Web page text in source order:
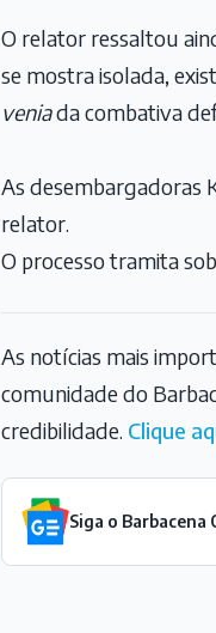
O relator ressaltou
se mostra isolada,
veniada combativa
As desembargadoras
relator.
O processo tramita
As notícias mais
comunidade do
credibilidade. Clique
Siga o